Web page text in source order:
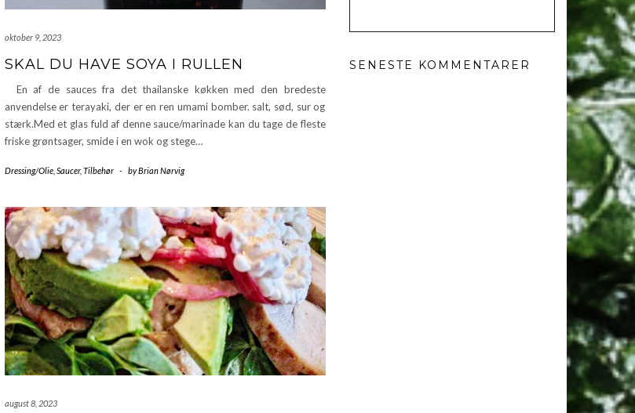
oktober 9, 2023
SKAL DU HAVE SOYA I RULLEN
En af de sauces fra det thailanske køkken med den bredeste
anvendelse er terayaki, der er en ren umami bomber. salt, sød, sur og
stærk.Med et glas fuld af denne sauce/marinade kan du tage de fleste
friske grøntsager, smide i en wok og stege…
Dressing/Olie, Saucer, Tilbehør - byBrian Nørvig
august 8, 2023
SENESTE KOMMENTARER